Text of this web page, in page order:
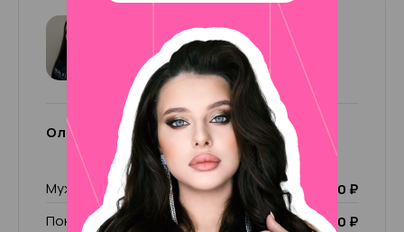
4.87 53 отзыва
Ольга
Мужской маникюр
2 500 ₽
Покрытие Лечебный лак
1 000 ₽